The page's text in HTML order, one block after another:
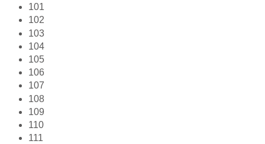
101
102
103
104
105
106
107
108
109
110
111